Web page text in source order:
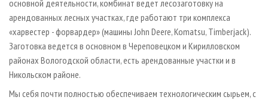
основной деятельности, комбинат ведет лесозаготовку на
арендованных лесных участках, где работают три комплекса
«харвестер - форвардер» (машины John Deere, Komatsu, Timberjack).
Заготовка ведется в основном в Череповецком и Кирилловском
районах Вологодской области, есть арендованные участки и в
Никольском районе.
Мы себя почти полностью обеспечиваем технологическим сырьем, с